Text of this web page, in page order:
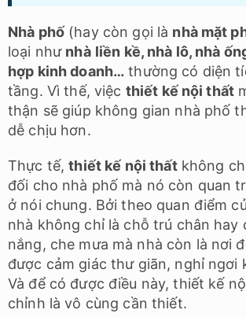
Nhà phố(hay còn gọi là nhà mặt
loại như nhà liền kề, nhà lô, nhà
hợp kinh doanh… thường có diện
tầng. Vì thế, việc thiết kế nội thất
thận sẽ giúp không gian nhà phố
dễ chịu hơn.
Thực tế,thiết kế nội thấtkhông
đối cho nhà phố mà nó còn quan
ở nói chung. Bởi theo quan điểm
nhà không chỉ là chỗ trú chân hay
nắng, che mưa mà nhà còn là nơi
được cảm giác thư giãn, nghỉ ngơi
Và để có được điều này, thiết kế
chỉnh là vô cùng cần thiết.